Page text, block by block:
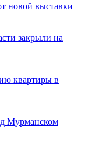
новой выставки
закрыли на
квартиры в
Мурманском